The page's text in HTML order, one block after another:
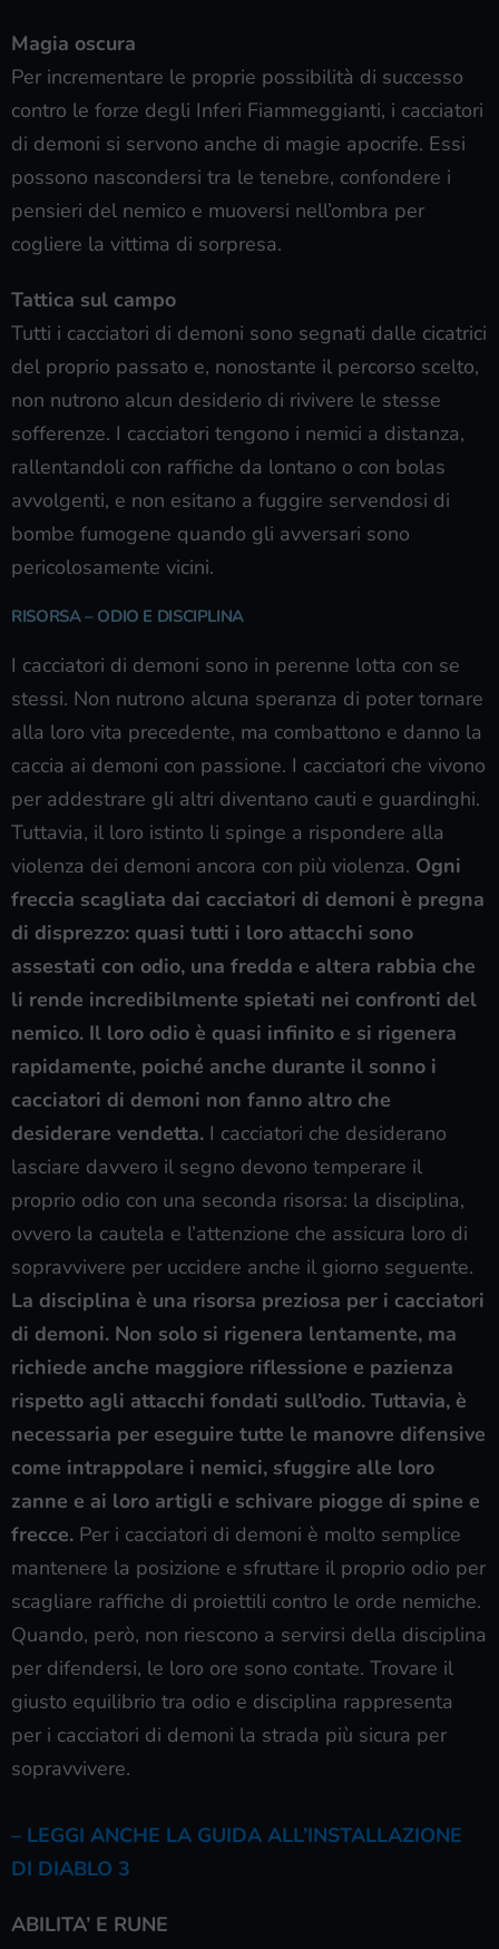
Magia oscura
Per incrementare le proprie possibilità di successo
contro le forze degli Inferi Fiammeggianti, i cacciatori
di demoni si servono anche di magie apocrife. Essi
possono nascondersi tra le tenebre, confondere i
pensieri del nemico e muoversi nell’ombra per
cogliere la vittima di sorpresa.
Tattica sul campo
Tutti i cacciatori di demoni sono segnati dalle cicatrici
del proprio passato e, nonostante il percorso scelto,
non nutrono alcun desiderio di rivivere le stesse
sofferenze. I cacciatori tengono i nemici a distanza,
rallentandoli con raffiche da lontano o con bolas
avvolgenti, e non esitano a fuggire servendosi di
bombe fumogene quando gli avversari sono
pericolosamente vicini.
RISORSA – ODIO E DISCIPLINA
I cacciatori di demoni sono in perenne lotta con se
stessi. Non nutrono alcuna speranza di poter tornare
alla loro vita precedente, ma combattono e danno la
caccia ai demoni con passione. I cacciatori che vivono
per addestrare gli altri diventano cauti e guardinghi.
Tuttavia, il loro istinto li spinge a rispondere alla
violenza dei demoni ancora con più violenza. Ogni
freccia scagliata dai cacciatori di demoni è pregna
di disprezzo: quasi tutti i loro attacchi sono
assestati con odio, una fredda e altera rabbia che
li rende incredibilmente spietati nei confronti del
nemico. Il loro odio è quasi infinito e si rigenera
rapidamente, poiché anche durante il sonno i
cacciatori di demoni non fanno altro che
desiderare vendetta. I cacciatori che desiderano
lasciare davvero il segno devono temperare il
proprio odio con una seconda risorsa: la disciplina,
ovvero la cautela e l’attenzione che assicura loro di
sopravvivere per uccidere anche il giorno seguente.
La disciplina è una risorsa preziosa per i cacciatori
di demoni. Non solo si rigenera lentamente, ma
richiede anche maggiore riflessione e pazienza
rispetto agli attacchi fondati sull’odio. Tuttavia, è
necessaria per eseguire tutte le manovre difensive
come intrappolare i nemici, sfuggire alle loro
zanne e ai loro artigli e schivare piogge di spine e
frecce. Per i cacciatori di demoni è molto semplice
mantenere la posizione e sfruttare il proprio odio per
scagliare raffiche di proiettili contro le orde nemiche.
Quando, però, non riescono a servirsi della disciplina
per difendersi, le loro ore sono contate. Trovare il
giusto equilibrio tra odio e disciplina rappresenta
per i cacciatori di demoni la strada più sicura per
sopravvivere.
– LEGGI ANCHE LA GUIDA ALL’INSTALLAZIONE
DI DIABLO 3
ABILITA’ E RUNE